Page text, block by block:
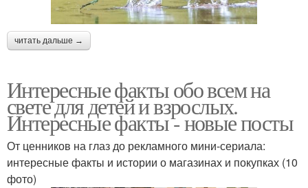
читать дальше →
Интересные факты обо всем на
свете для детей и взрослых.
Интересные факты - новые посты
От ценников на глаз до рекламного мини-сериала:
интересные факты и истории о магазинах и покупках (10
фото)